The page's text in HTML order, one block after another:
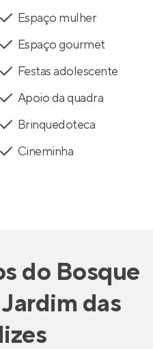
Espaço mulher
Espaço gourmet
Festas adolescente
Apoio da quadra
Brinquedoteca
Cineminha
do Bosque
das